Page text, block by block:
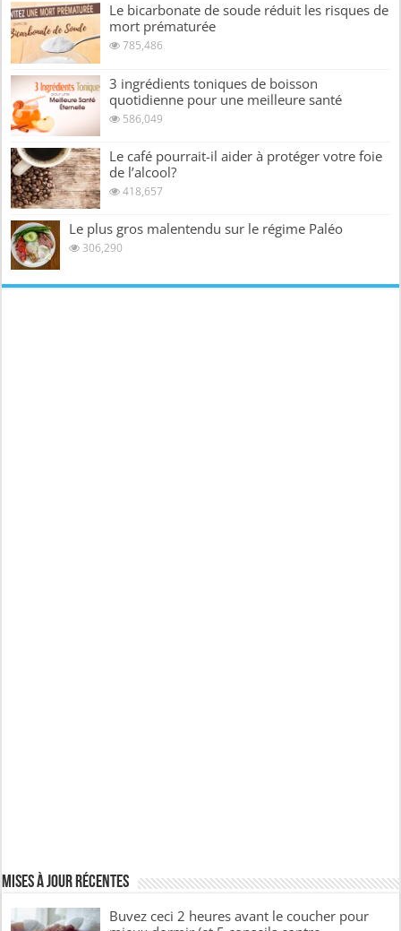
Le bicarbonate de soude réduit les risques de
mort prématurée
785,486
3 ingrédients toniques de boisson
quotidienne pour une meilleure santé
586,049
Le café pourrait-il aider à protéger votre foie
de l’alcool?
418,657
Le plus gros malentendu sur le régime Paléo
306,290
Mises à jour récentes
Buvez ceci 2 heures avant le coucher pour